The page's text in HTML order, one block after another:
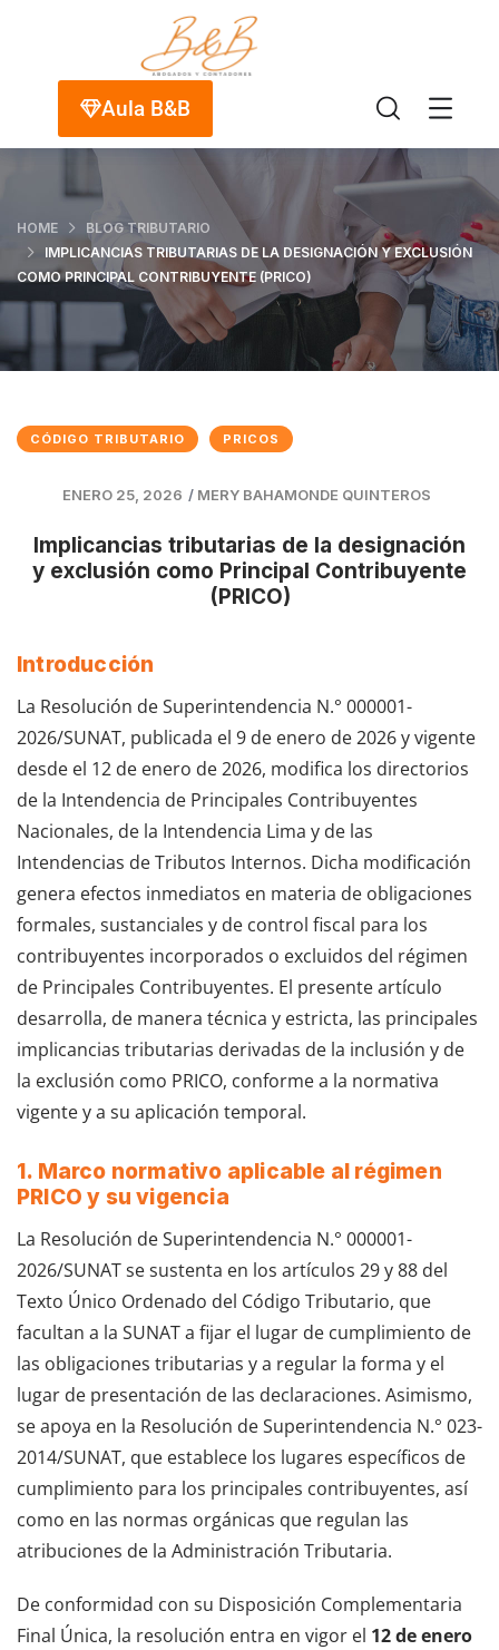
Aula B&B
HOME
BLOG TRIBUTARIO
IMPLICANCIAS TRIBUTARIAS DE LA DESIGNACIÓN Y EXCLUSIÓN
COMO PRINCIPAL CONTRIBUYENTE (PRICO)
CÓDIGO TRIBUTARIO PRICOS
ENERO 25, 2026 / MERY BAHAMONDE QUINTEROS
Implicancias tributarias de la designación
y exclusión como Principal Contribuyente
(PRICO)
Introducción
La Resolución de Superintendencia N.° 000001-
2026/SUNAT, publicada el 9 de enero de 2026 y vigente
desde el 12 de enero de 2026, modifica los directorios
de la Intendencia de Principales Contribuyentes
Nacionales, de la Intendencia Lima y de las
Intendencias de Tributos Internos. Dicha modificación
genera efectos inmediatos en materia de obligaciones
formales, sustanciales y de control fiscal para los
contribuyentes incorporados o excluidos del régimen
de Principales Contribuyentes. El presente artículo
desarrolla, de manera técnica y estricta, las principales
implicancias tributarias derivadas de la inclusión y de
la exclusión como PRICO, conforme a la normativa
vigente y a su aplicación temporal.
1. Marco normativo aplicable al régimen
PRICO y su vigencia
La Resolución de Superintendencia N.° 000001-
2026/SUNAT se sustenta en los artículos 29 y 88 del
Texto Único Ordenado del Código Tributario, que
facultan a la SUNAT a fijar el lugar de cumplimiento de
las obligaciones tributarias y a regular la forma y el
lugar de presentación de las declaraciones. Asimismo,
se apoya en la Resolución de Superintendencia N.° 023-
2014/SUNAT, que establece los lugares específicos de
cumplimiento para los principales contribuyentes, así
como en las normas orgánicas que regulan las
atribuciones de la Administración Tributaria.
De conformidad con su Disposición Complementaria
Final Única, la resolución entra en vigor el 12 de enero